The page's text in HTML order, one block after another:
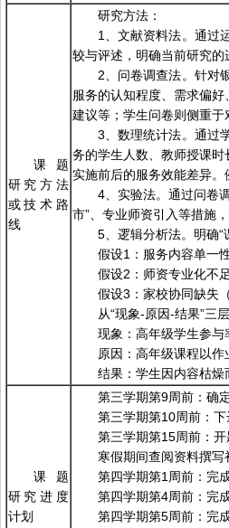
课题
研究方法
或技术路
线
研究方法：
1、文献资料法。通过
较与评述，明确当前研究
2、问卷调查法。针对
服务的认知程度、需求偏
建议等；学生问卷则侧重
3、数理统计法。通过
务的学生人数、教师授课
实施前后的服务效能差异
4、实验法。通过问卷
市”、专业师资引入等措施
5、逻辑分析法。明确
假设1：服务内容单一
假设2：师资专业化不
假设3：家校协同缺失
从“现象-原因-结果”三
现象：高年级学生参与
原因：高年级课程以
结果：学生因内容枯燥
课题
研究进度
计划
第三学期第9周前：确
第三学期第10周前：下
第三学期第15周前：开
寒假期间查阅资料撰写
第四学期第1周前：完
第四学期第4周前：完
第四学期第5周前：完